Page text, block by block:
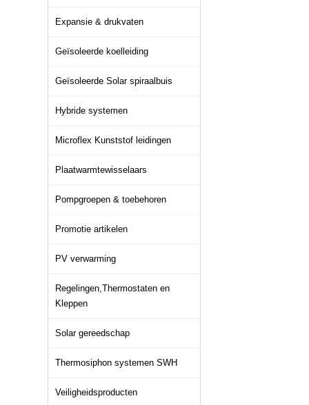
Expansie & drukvaten
Geïsoleerde koelleiding
Geïsoleerde Solar spiraalbuis
Hybride systemen
Microflex Kunststof leidingen
Plaatwarmtewisselaars
Pompgroepen & toebehoren
Promotie artikelen
PV verwarming
Regelingen,Thermostaten en
Kleppen
Solar gereedschap
Thermosiphon systemen SWH
Veiligheidsproducten